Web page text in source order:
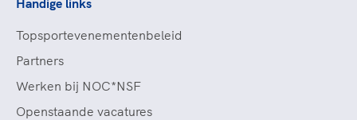
Handige links
Topsportevenementenbeleid
Partners
Werken bij NOC*NSF
Openstaande vacatures